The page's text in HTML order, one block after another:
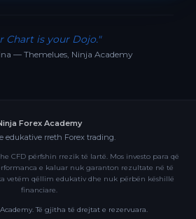
Chart is your Dojo."
— Themelues, Ninja Academy
Forex Academy
edukative rreth Forex trading.
CFD përfshin rrezik të lartë. Mos investo para që
e kaluar nuk garanton rezultate në të
vetëm qëllim edukativ dhe nuk përbën këshillë
financiare.
Të gjitha të drejtat e rezervuara.